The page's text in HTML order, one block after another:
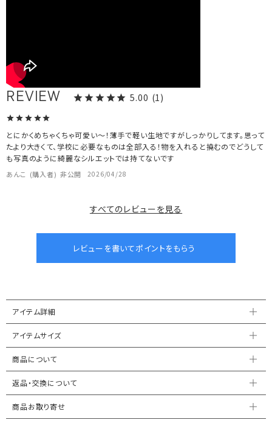
5.00 1
あんこ 購入者 非公開 2026/04/28
とにかくめちゃくちゃ可愛い〜！薄手で軽い生地ですがしっかりしてます。思って
たより大きくて、学校に必要なものは全部入る！物を入れると撓むのでどうして
も写真のように綺麗なシルエットでは持てないです
すべてのレビューを見る
アイテム詳細
アイテムサイズ
商品について
返品・交換について
商品お取り寄せ